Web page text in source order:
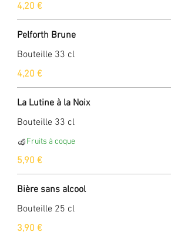
4,20 €
Pelforth Brune
Bouteille 33 cl
4,20 €
La Lutine à la Noix
Bouteille 33 cl
5,90 €
Fruits à coque
Bière sans alcool
Bouteille 25 cl
3,90 €